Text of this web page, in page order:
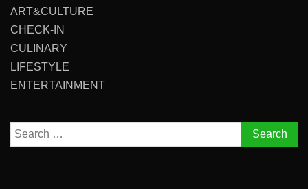
ART&CULTURE
CHECK-IN
CULINARY
LIFESTYLE
ENTERTAINMENT
Search
for: